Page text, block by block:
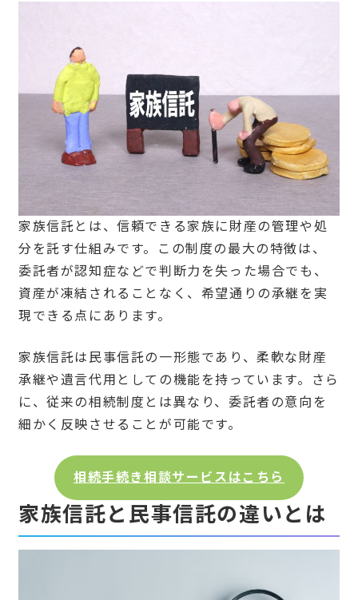
家族信託とは、信頼できる家族に財産の管理や処
分を託す仕組みです。この制度の最大の特徴は、
委託者が認知症などで判断力を失った場合でも、
資産が凍結されることなく、希望通りの承継を実
現できる点にあります。
家族信託は民事信託の一形態であり、柔軟な財産
承継や遺言代用としての機能を持っています。さら
に、従来の相続制度とは異なり、委託者の意向を
細かく反映させることが可能です。
相続手続き相談サービスはこちら
家族信託と民事信託の違いとは